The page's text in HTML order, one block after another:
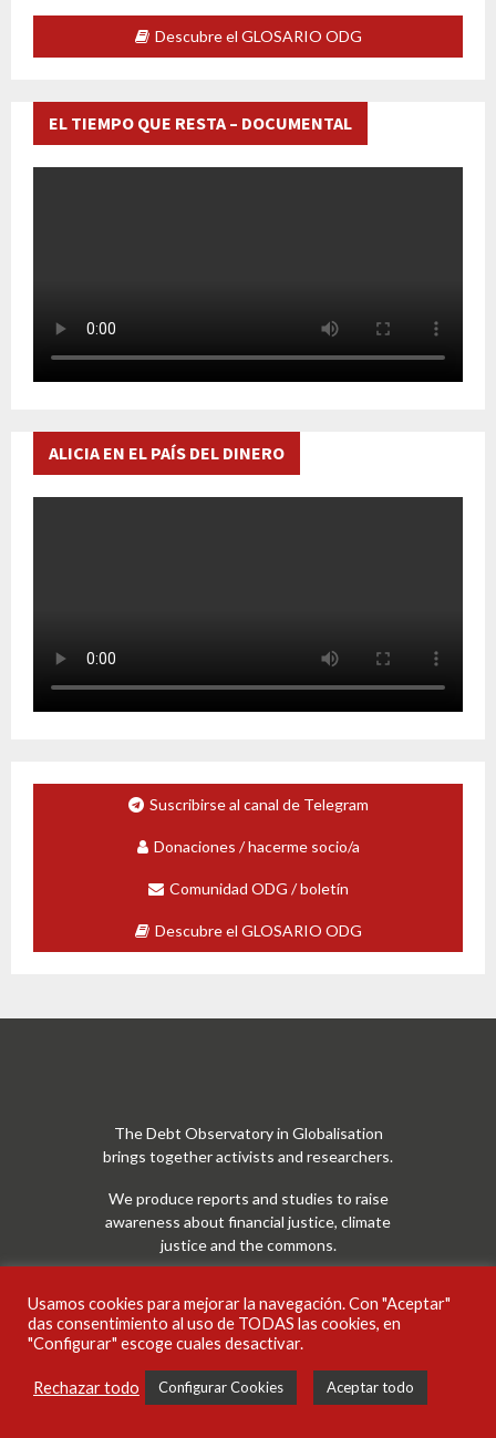
Descubre el GLOSARIO ODG
EL TIEMPO QUE RESTA – DOCUMENTAL
ALICIA EN EL PAÍS DEL DINERO
Suscribirse al canal de Telegram
Donaciones / hacerme socio/a
Comunidad ODG / boletín
Descubre el GLOSARIO ODG
The Debt Observatory in Globalisation
brings together activists and researchers.
We produce reports and studies to raise
awareness about financial justice, climate
justice and the commons.
Usamos cookies para mejorar la navegación. Con "Aceptar"
das consentimiento al uso de TODAS las cookies, en
"Configurar" escoge cuales desactivar.
Rechazar todo Configurar Cookies Aceptar todo